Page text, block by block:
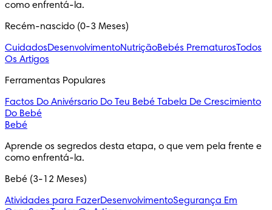
como enfrentá-la.
Recém-nascido (0-3 Meses)
CuidadosDesenvolvimentoNutriçãoBebés PrematurosTodos
Os Artigos
Ferramentas Populares
Factos Do Anivérsario Do Teu Bebé Tabela De Crescimiento
Do Bebé
Bebé
Aprende os segredos desta etapa, o que vem pela frente e
como enfrentá-la.
Bebé (3-12 Meses)
Atividades para FazerDesenvolvimentoSegurança Em